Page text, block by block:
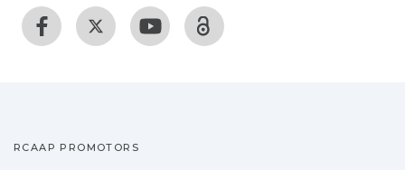
RCAAP PROMOTORS